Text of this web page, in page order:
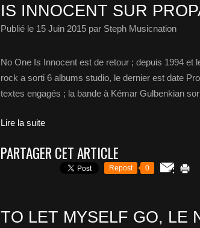
IS INNOCENT SUR
Publié le 15 Juin 2015 par Steph Musicnation
No One Is Innocent est de retour ; depuis 1994 et
rock a sorti 6 albums studio, le dernier est date
textes engagés ; la bande à Kémar Gulbenkian
Lire la suite
PARTAGER CET ARTICLE
Repost 0
TO LET MYSELF GO, LE